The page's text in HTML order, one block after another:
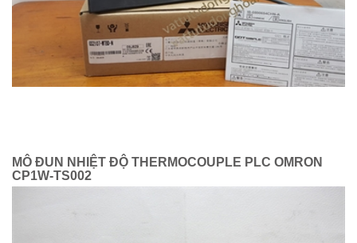
MÔ ĐUN NHIỆT ĐỘ THERMOCOUPLE PLC OMRON
CP1W-TS002